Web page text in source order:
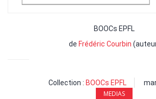
BOOCs EPFL
de Frédéric Courbin
Collection : BOOCs EPFL
MEDIAS